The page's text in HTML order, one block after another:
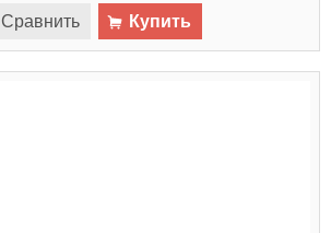
Сравнить Купить